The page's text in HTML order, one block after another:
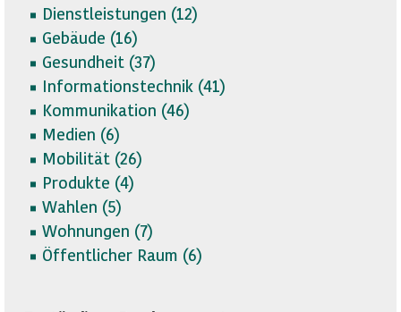
Dienstleistungen (12)
Gebäude (16)
Gesundheit (37)
Informationstechnik (41)
Kommunikation (46)
Medien (6)
Mobilität (26)
Produkte (4)
Wahlen (5)
Wohnungen (7)
Öffentlicher Raum (6)